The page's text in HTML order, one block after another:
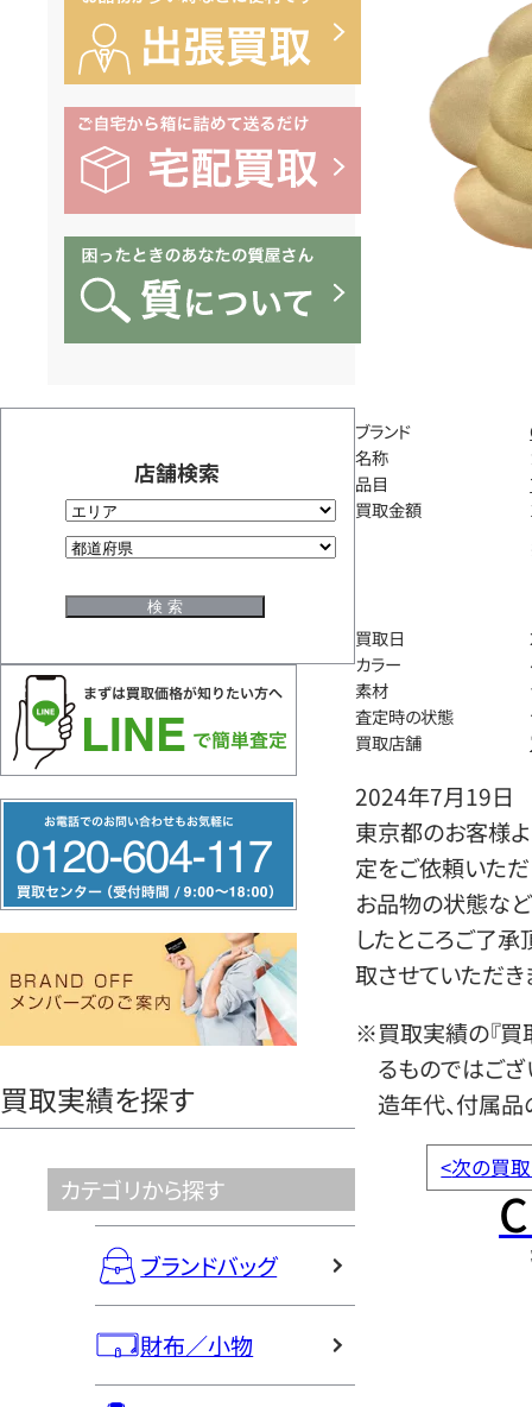
店舗検索
リ
ー
ヤ
買取実績を探す
カテゴリから探す
ブランドバッグ
財布／小物
ブランド
名称
品目
買取金額
買取日
カラー
素材
査定時の状態
買取店舗
2024年7月19日
東京都のお客様
定をご依頼いただ
お品物の状態など
したところご了
取させていただき
※買取実績の『買
るものではござ
造年代、付属品
<次の買